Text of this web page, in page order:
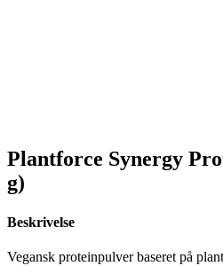
Plantforce Synergy
g)
Beskrivelse
Vegansk proteinpulver baseret på